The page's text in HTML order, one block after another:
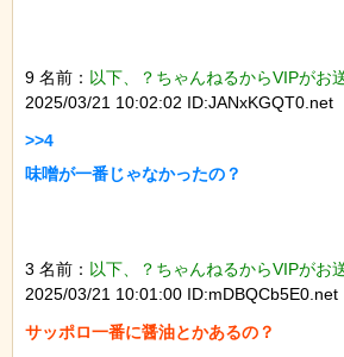
9 名前： 以下、？ちゃんねるからVIPがお
2025/03/21 10:02:02 ID:JANxKGQT0.net
>>4
味噌が一番じゃなかったの？
3 名前： 以下、？ちゃんねるからVIPがお
2025/03/21 10:01:00 ID:mDBQCb5E0.net
サッポロ一番に醤油とかあるの？